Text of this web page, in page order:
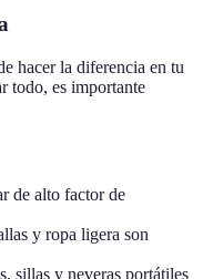
hacer la diferencia en tu
todo, es importante
de alto factor de
y ropa ligera son
sillas y neveras portátiles